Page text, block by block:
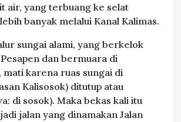
air, yang terbuang ke selat
banyak melalui Kanal Kalimas.
sungai alami, yang berkelok
dan bermuara di
karena ruas sungai di
Kalisosok) ditutup atau
di sosok). Maka bekas kali itu
jalan yang dinamakan Jalan